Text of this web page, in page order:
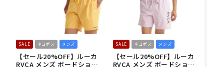
SALE ネコポス メンズ
【セール20%OFF】ルーカ
RVCA メンズ ボードショー
SALE ネコポス メンズ
【セール20%OFF】ルーカ
RVCA メンズ ボードショー